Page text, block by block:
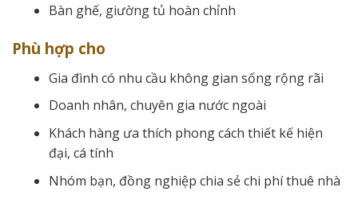
Bàn ghế, giường tủ hoàn chỉnh
Phù hợp cho
Gia đình có nhu cầu không gian sống rộng rãi
Doanh nhân, chuyên gia nước ngoài
Khách hàng ưa thích phong cách thiết kế hiện
đại, cá tính
Nhóm bạn, đồng nghiệp chia sẻ chi phí thuê nhà